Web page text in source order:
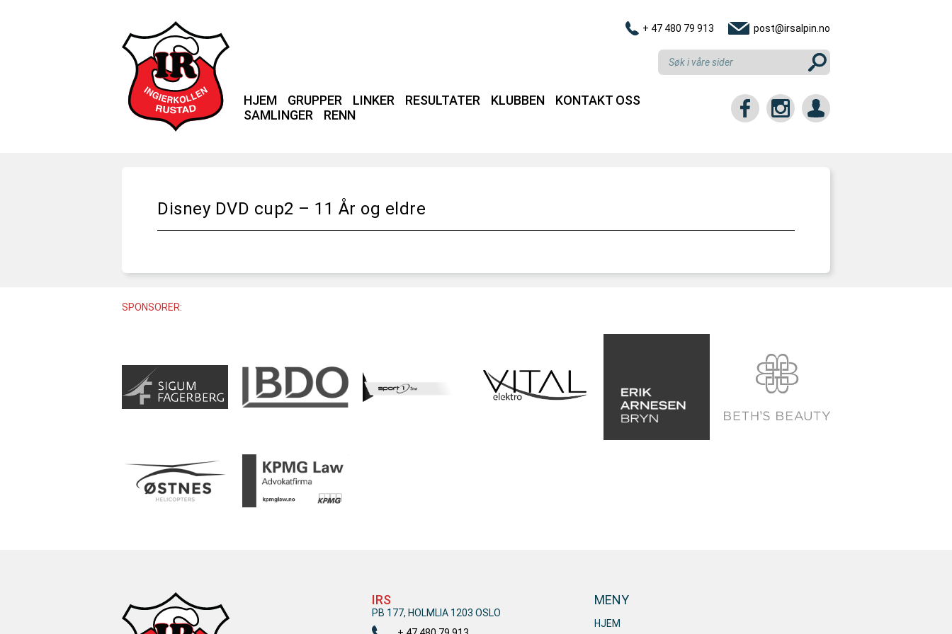
+ 47 480 79 913 post@irsalpin.no
HJEM GRUPPER LINKER RESULTATER KLUBBEN
KONTAKT OSS
SAMLINGER
RENN
Disney DVD cup2 – 11 År og eldre
SPONSORER:
IRS
PB 177, HOLMLIA 1203 OSLO
MENY
HJEM